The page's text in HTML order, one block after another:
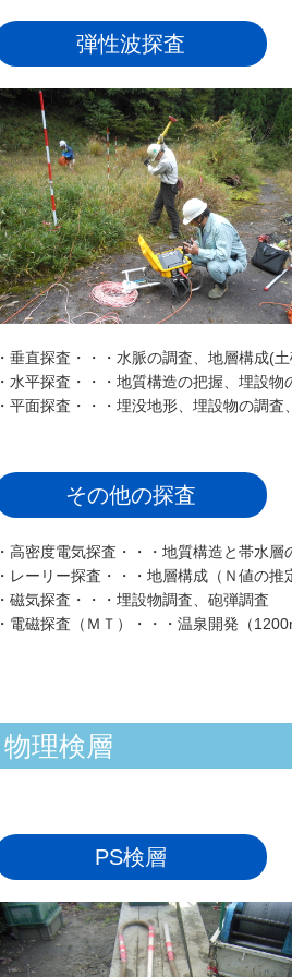
弾性波探査
・垂直探査・・・水脈の調査、地層構成(
・水平探査・・・地質構造の把握、埋設物
・平面探査・・・埋没地形、埋設物の調査
その他の探査
・高密度電気探査・・・地質構造と帯水層
・レーリー探査・・・地層構成（Ｎ値の推
・磁気探査・・・埋設物調査、砲弾調査
・電磁探査（ＭＴ）・・・温泉開発（
物理検層
PS検層